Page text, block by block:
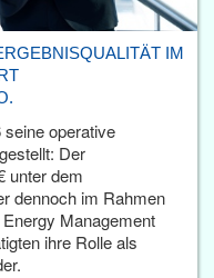
IM
operative
Der
unter dem
dennoch im Rahmen
Management
ihre Rolle als